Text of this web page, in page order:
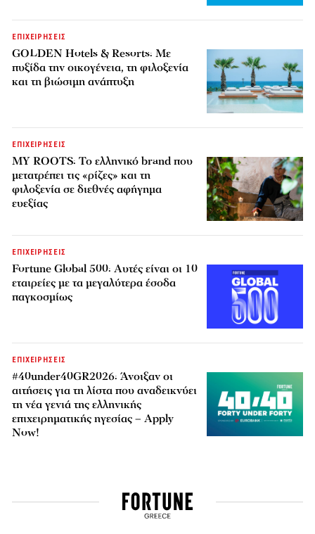
ΕΠΙΧΕΙΡΗΣΕΙΣ
GOLDEN Hotels & Resorts: Με
πυξίδα την οικογένεια, τη φιλοξενία
και τη βιώσιμη ανάπτυξη
ΕΠΙΧΕΙΡΗΣΕΙΣ
MY ROOTS: Το ελληνικό brand που
μετατρέπει τις «ρίζες» και τη
φιλοξενία σε διεθνές αφήγημα
ευεξίας
ΕΠΙΧΕΙΡΗΣΕΙΣ
Fortune Global 500: Αυτές είναι οι 10
εταιρείες με τα μεγαλύτερα έσοδα
παγκοσμίως
ΕΠΙΧΕΙΡΗΣΕΙΣ
#40under40GR2026: Άνοιξαν οι
αιτήσεις για τη λίστα που αναδεικνύει
τη νέα γενιά της ελληνικής
επιχειρηματικής ηγεσίας – Apply
Now!